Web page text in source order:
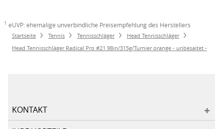
1 eUVP: ehemalige unverbindliche Preisempfehlung des Herstellers
Startseite Tennis Tennisschläger
Head Tennisschläger
Head Tennisschläger Radical Pro #21 98in/315g/Turnier orange - unbesaitet -
KONTAKT